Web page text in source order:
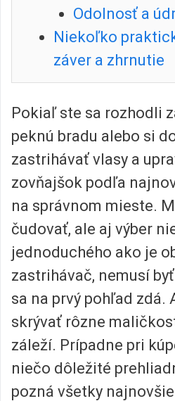
Odolnosť a
Niekoľko
záver a zhrnutie
Pokiaľ ste sa rozhodli
peknú bradu alebo si
zastrihávať vlasy a
zovňajšok podľa
na správnom mieste.
čudovať, ale aj výber
jednoduchého ako je
zastrihávač, nemusí
sa na prvý pohľad zdá.
skrývať rôzne
záleží. Prípadne pri
niečo dôležité
pozná všetky